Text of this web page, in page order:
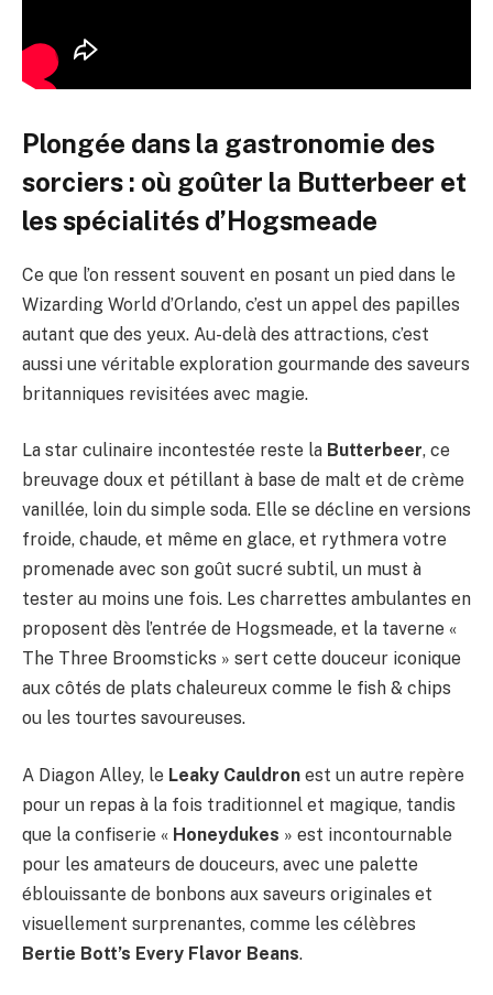
Plongée dans la gastronomie des
sorciers : où goûter la Butterbeer et
les spécialités d’Hogsmeade
Ce que l’on ressent souvent en posant un pied dans le
Wizarding World d’Orlando, c’est un appel des papilles
autant que des yeux. Au-delà des attractions, c’est
aussi une véritable exploration gourmande des saveurs
britanniques revisitées avec magie.
La star culinaire incontestée reste la Butterbeer, ce
breuvage doux et pétillant à base de malt et de crème
vanillée, loin du simple soda. Elle se décline en versions
froide, chaude, et même en glace, et rythmera votre
promenade avec son goût sucré subtil, un must à
tester au moins une fois. Les charrettes ambulantes en
proposent dès l’entrée de Hogsmeade, et la taverne «
The Three Broomsticks » sert cette douceur iconique
aux côtés de plats chaleureux comme le fish & chips
ou les tourtes savoureuses.
A Diagon Alley, le Leaky Cauldron est un autre repère
pour un repas à la fois traditionnel et magique, tandis
que la confiserie « Honeydukes » est incontournable
pour les amateurs de douceurs, avec une palette
éblouissante de bonbons aux saveurs originales et
visuellement surprenantes, comme les célèbres
Bertie Bott’s Every Flavor Beans.